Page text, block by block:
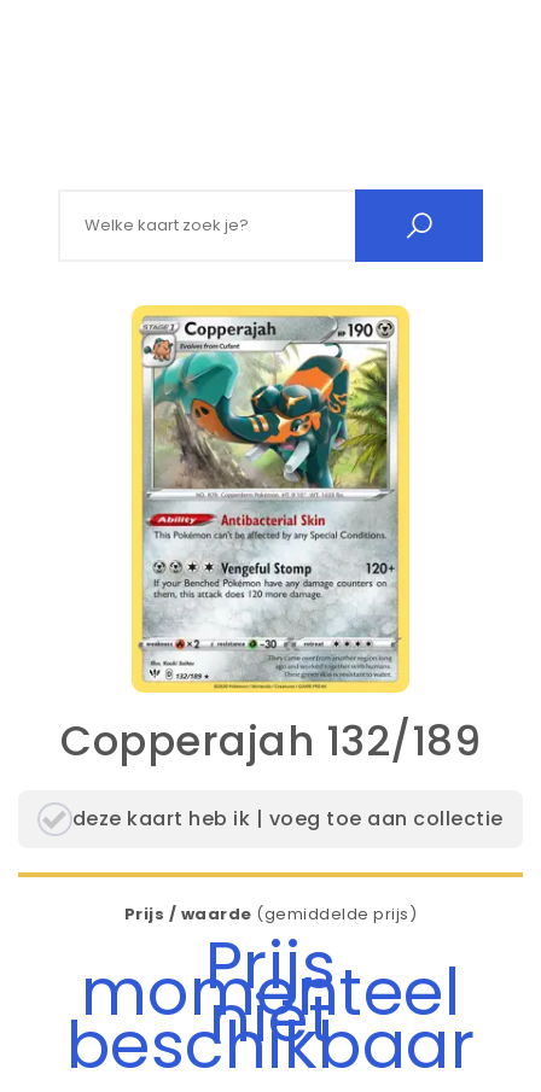
Copperajah 132/189
deze kaart heb ik | voeg toe aan collectie
Prijs / waarde (gemiddelde prijs)
Prijs
momenteel
niet
beschikbaar